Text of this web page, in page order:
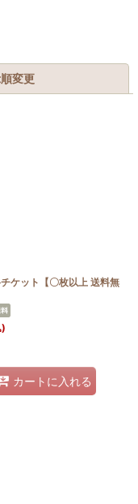
変更
ケット【〇枚以上 送料無
カートに入れる